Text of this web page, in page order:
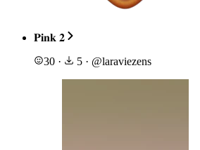
𝐏𝐢𝐧𝐤 𝟐
30 · 5 · @laraviezens